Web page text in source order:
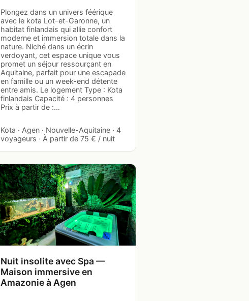
Plongez dans un univers féérique
avec le kota Lot-et-Garonne, un
habitat finlandais qui allie confort
moderne et immersion totale dans la
nature. Niché dans un écrin
verdoyant, cet espace unique vous
promet un séjour ressourçant en
Aquitaine, parfait pour une escapade
en famille ou un week-end détente
entre amis. Le logement Type : Kota
finlandais Capacité : 4 personnes
Prix à partir de :…
Kota · Agen · Nouvelle-Aquitaine · 4
voyageurs · À partir de 75 € / nuit
Nuit insolite avec Spa —
Maison immersive en
Amazonie à Agen